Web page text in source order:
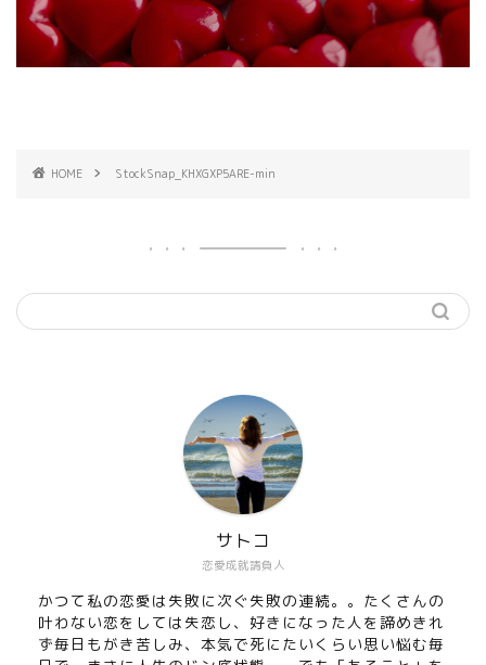
HOME StockSnap_KHXGXP5ARE-min
恋愛成就請負人
サトコ
かつて私の恋愛は失敗に次ぐ失敗の連続。。たくさんの
叶わない恋をしては失恋し、好きになった人を諦めきれ
ず毎日もがき苦しみ、本気で死にたいくらい思い悩む毎